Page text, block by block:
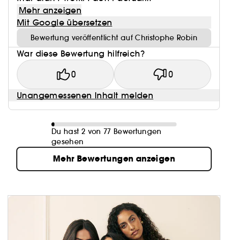
Mehr anzeigen
Mit Google übersetzen
Bewertung veröffentlicht auf Christophe Robin
War diese Bewertung hilfreich?
0 0
Unangemessenen Inhalt melden
Du hast 2 von 77 Bewertungen
gesehen
Mehr Bewertungen anzeigen